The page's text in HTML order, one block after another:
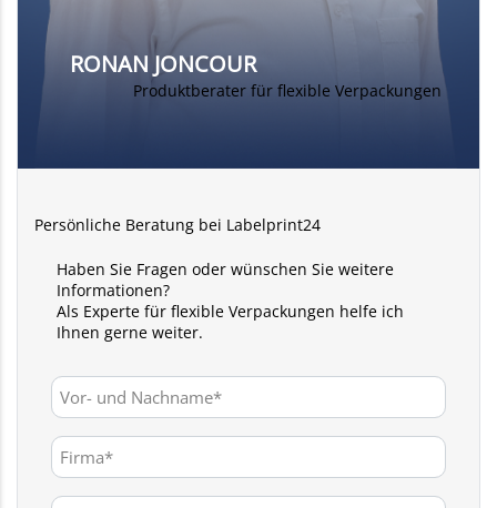
RONAN JONCOUR
Produktberater für flexible Verpackungen
Persönliche Beratung bei Labelprint24
Haben Sie Fragen oder wünschen Sie weitere
Informationen?
Als Experte für flexible Verpackungen helfe ich
Ihnen gerne weiter.